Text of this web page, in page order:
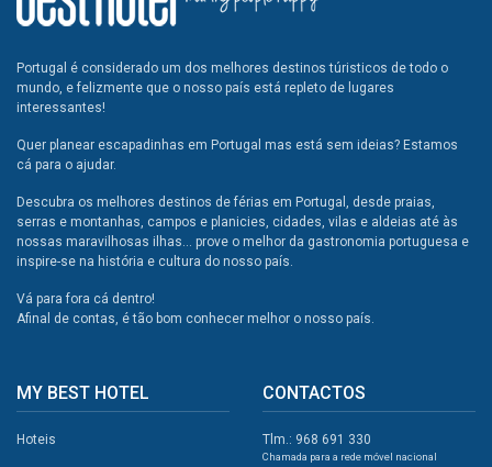
Portugal é considerado um dos melhores destinos túristicos de todo o
mundo, e felizmente que o nosso país está repleto de lugares
interessantes!
Quer planear escapadinhas em Portugal mas está sem ideias? Estamos
cá para o ajudar.
Descubra os melhores destinos de férias em Portugal, desde praias,
serras e montanhas, campos e planicies, cidades, vilas e aldeias até às
nossas maravilhosas ilhas... prove o melhor da gastronomia portuguesa e
inspire-se na história e cultura do nosso país.
Vá para fora cá dentro!
Afinal de contas, é tão bom conhecer melhor o nosso país.
MY BEST HOTEL
Hoteis
CONTACTOS
Tlm.: 968 691 330
Chamada para a rede móvel nacional